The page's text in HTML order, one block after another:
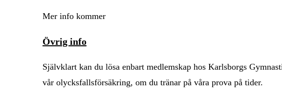
Mer info kommer
Övrig info
Självklart kan du lösa enbart medlemskap hos Karlsborgs
vår olycksfallsförsäkring, om du tränar på våra prova på tider.